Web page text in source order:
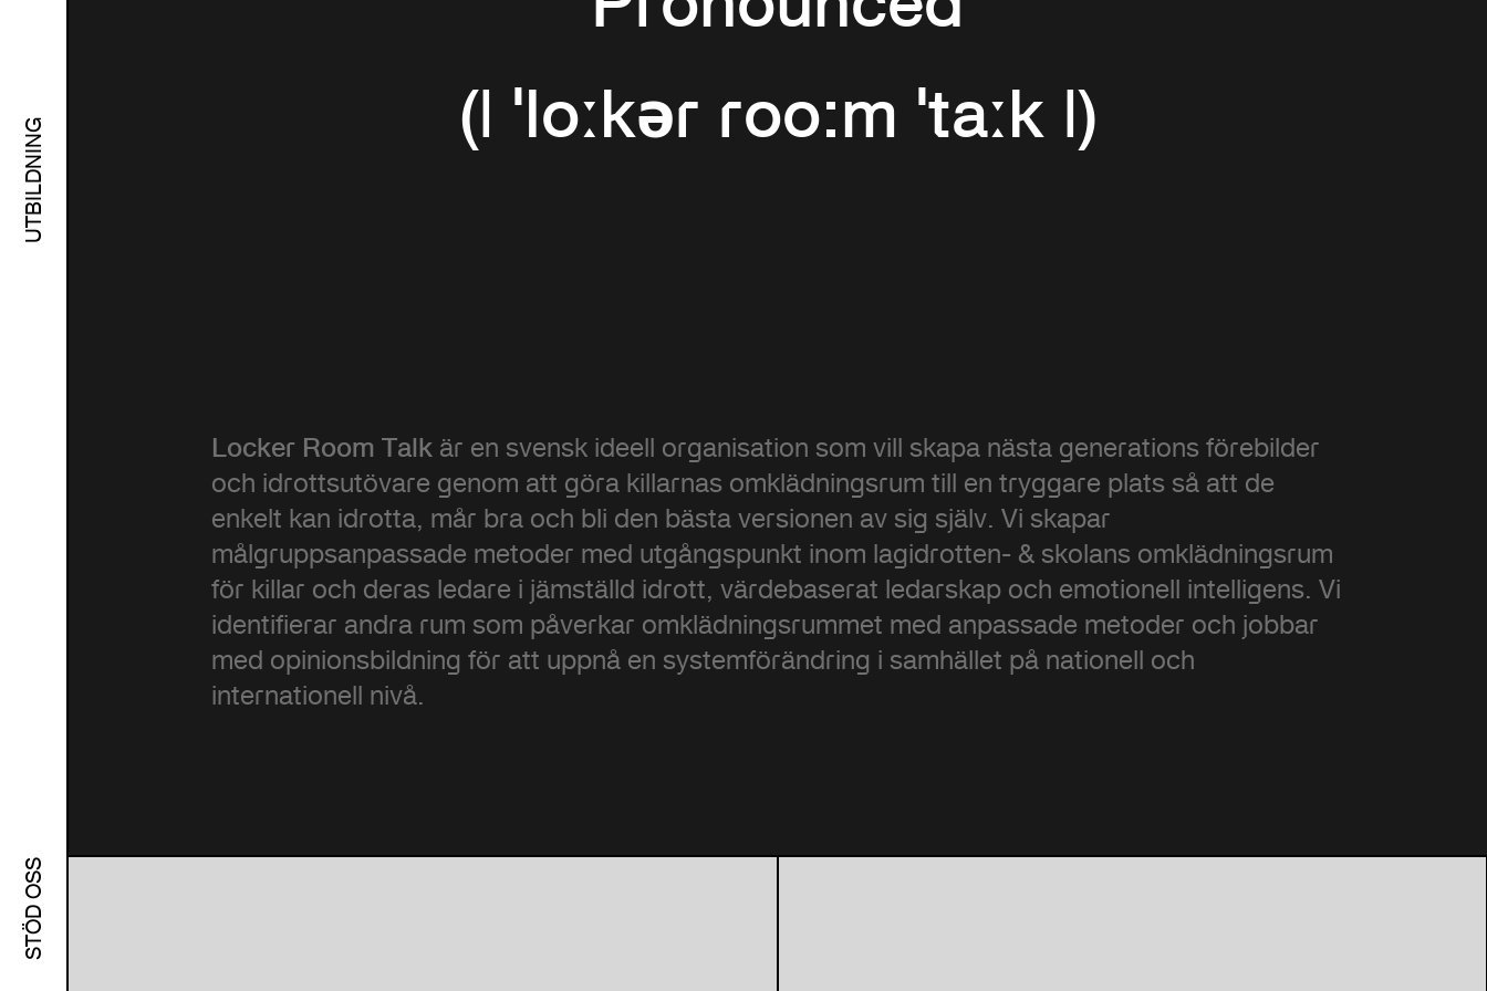
STÖD OSS
UTBILDNING
(| ˈloːkər roo:m ˈtaːk |)
Locker Room Talk är en svensk ideell organisation som vill skapa nästa generations förebilder
och idrottsutövare genom att göra killarnas omklädningsrum till en tryggare plats så att de
enkelt kan idrotta, mår bra och bli den bästa versionen av sig själv. Vi skapar
målgruppsanpassade metoder med utgångspunkt inom lagidrotten- & skolans omklädningsrum
för killar och deras ledare i jämställd idrott, värdebaserat ledarskap och emotionell intelligens. Vi
identifierar andra rum som påverkar omklädningsrummet med anpassade metoder och jobbar
med opinionsbildning för att uppnå en systemförändring i samhället på nationell och
internationell nivå.